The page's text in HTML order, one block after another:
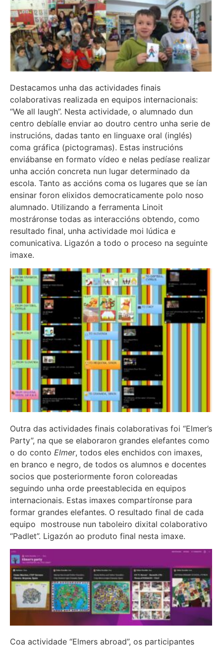
Destacamos unha das actividades finais
colaborativas realizada en equipos internacionais:
“We all laugh”. Nesta actividade, o alumnado dun
centro debíalle enviar ao doutro centro unha serie de
instrucións, dadas tanto en linguaxe oral (inglés)
coma gráfica (pictogramas). Estas instrucións
enviábanse en formato vídeo e nelas pedíase realizar
unha acción concreta nun lugar determinado da
escola. Tanto as accións coma os lugares que se ían
ensinar foron elixidos democraticamente polo noso
alumnado. Utilizando a ferramenta Linoit
mostráronse todas as interaccións obtendo, como
resultado final, unha actividade moi lúdica e
comunicativa. Ligazón a todo o proceso na seguinte
imaxe.
Outra das actividades finais colaborativas foi “Elmer’s
Party”, na que se elaboraron grandes elefantes como
o do conto Elmer, todos eles enchidos con imaxes,
en branco e negro, de todos os alumnos e docentes
socios que posteriormente foron coloreadas
seguindo unha orde preestablecida en equipos
internacionais. Estas imaxes compartíronse para
formar grandes elefantes. O resultado final de cada
equipo mostrouse nun taboleiro dixital colaborativo
“Padlet”. Ligazón ao produto final nesta imaxe.
Coa actividade “Elmers abroad”, os participantes